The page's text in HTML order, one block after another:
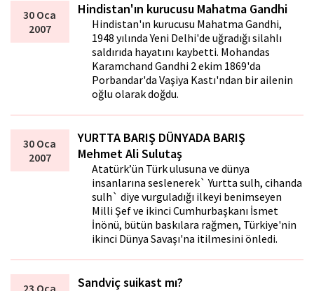
30 Oca
2007
Hindistan'ın kurucusu Mahatma Gandhi
Hindistan'ın kurucusu Mahatma Gandhi,
1948 yılında Yeni Delhi'de uğradığı silahlı
saldırıda hayatını kaybetti. Mohandas
Karamchand Gandhi 2 ekim 1869'da
Porbandar'da Vaşiya Kastı'ndan bir ailenin
oğlu olarak doğdu.
30 Oca
2007
YURTTA BARIŞ DÜNYADA BARIŞ
Mehmet Ali Sulutaş
Atatürk’ün Türk ulusuna ve dünya
insanlarına seslenerek` Yurtta sulh, cihanda
sulh` diye vurguladığı ilkeyi benimseyen
Milli Şef ve ikinci Cumhurbaşkanı İsmet
İnönü, bütün baskılara rağmen, Türkiye'nin
ikinci Dünya Savaşı'na itilmesini önledi.
Sandviç suikast mı?